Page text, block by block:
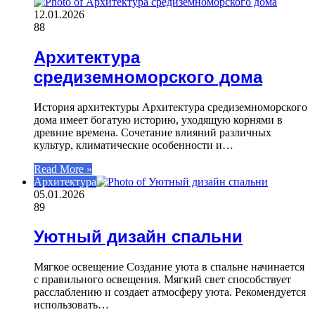
12.01.2026
88
Архитектура
средиземноморского дома
История архитектуры Архитектура средиземноморского
дома имеет богатую историю, уходящую корнями в
древние времена. Сочетание влияний различных
культур, климатические особенности и…
Read More »
Архитектура
05.01.2026
89
Уютный дизайн спальни
Мягкое освещение Создание уюта в спальне начинается
с правильного освещения. Мягкий свет способствует
расслаблению и создает атмосферу уюта. Рекомендуется
использовать…